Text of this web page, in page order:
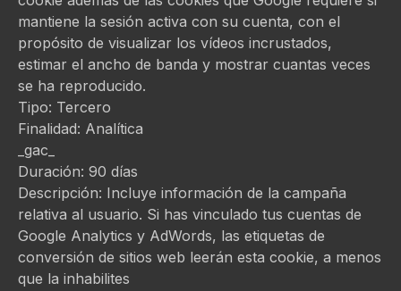
mantiene la sesión activa con su cuenta, con el
propósito de visualizar los vídeos incrustados,
estimar el ancho de banda y mostrar cuantas veces
se ha reproducido.
Tipo: Tercero
Finalidad: Analítica
_gac_
Duración: 90 días
Descripción: Incluye información de la campaña
relativa al usuario. Si has vinculado tus cuentas de
Google Analytics y AdWords, las etiquetas de
conversión de sitios web leerán esta cookie, a menos
que la inhabilites